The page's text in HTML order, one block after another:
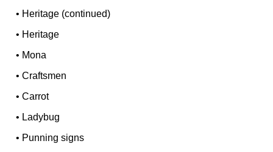
• Heritage (continued)
• Heritage
• Mona
•Craftsmen
•Carrot
• Ladybug
• Punning signs